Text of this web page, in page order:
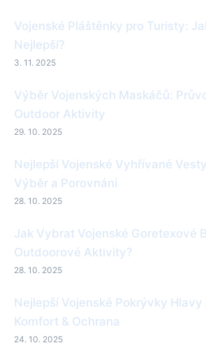
Vojenské Pláštěnky pro Turisty:
Nejlepší?
3. 11. 2025
Výběr Vojenských Maskáčů:
Outdoor Aktivity
29. 10. 2025
Nejlepší Vojenské Vyhřívané
Výběr a Porovnání
28. 10. 2025
Jak Vybrat Vojenské Goretexové
Outdoorové Aktivity?
28. 10. 2025
Nejlepší Vojenské Pokrývky Hlavy
Komfort & Ochrana
24. 10. 2025